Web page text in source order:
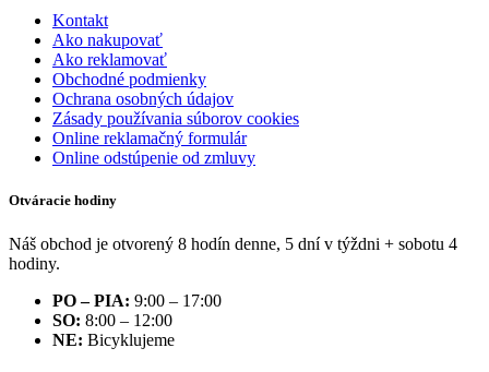
Kontakt
Ako nakupovať
Ako reklamovať
Obchodné podmienky
Ochrana osobných údajov
Zásady používania súborov cookies
Online reklamačný formulár
Online odstúpenie od zmluvy
Otváracie hodiny
Náš obchod je otvorený 8 hodín denne, 5 dní v týždni + sobotu 4
hodiny.
PO – PIA: 9:00 – 17:00
SO: 8:00 – 12:00
NE: Bicyklujeme